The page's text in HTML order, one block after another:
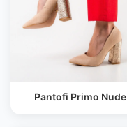
Pantofi Primo Nude